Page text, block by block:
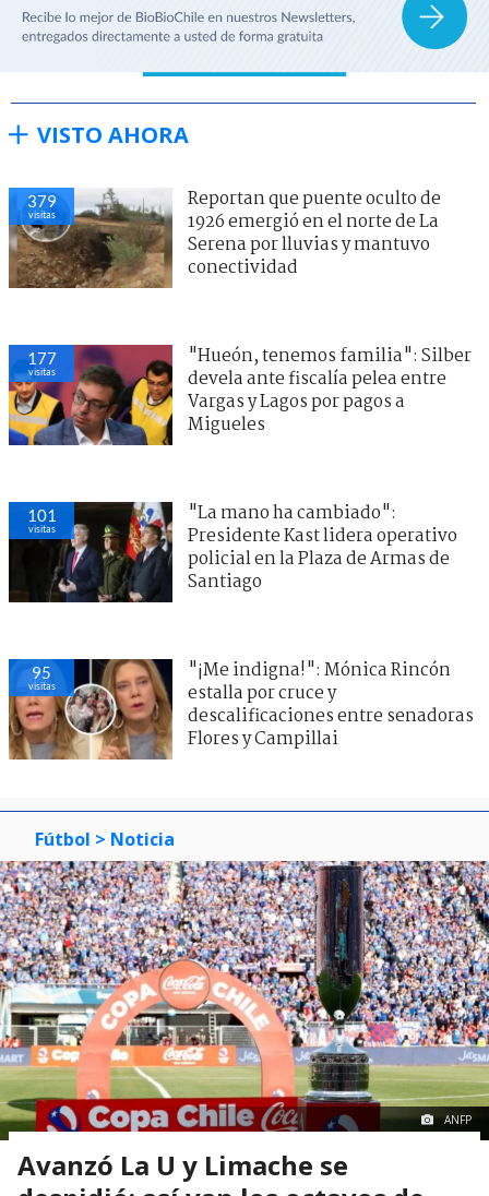
VISTO AHORA
379
visitas
Reportan que puente oculto de
1926 emergió en el norte de La
Serena por lluvias y mantuvo
conectividad
177
visitas
"Hueón, tenemos familia": Silber
devela ante fiscalía pelea entre
Vargas y Lagos por pagos a
Migueles
101
visitas
"La mano ha cambiado":
Presidente Kast lidera operativo
policial en la Plaza de Armas de
Santiago
95
visitas
"¡Me indigna!": Mónica Rincón
estalla por cruce y
descalificaciones entre senadoras
Flores y Campillai
Fútbol > Noticia
ANFP
Avanzó La U y Limache se